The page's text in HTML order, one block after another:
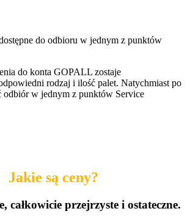
do odbioru w jednym z punktów
do konta GOPALL zostaje
rodzaj i ilość palet. Natychmiast po
odbiór w jednym z punktów Service
Jakie są ceny?
całkowicie przejrzyste i ostateczne.